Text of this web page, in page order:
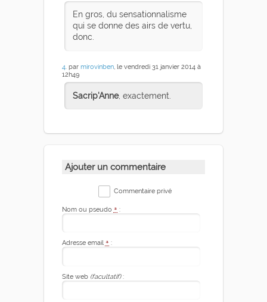
En gros, du sensationnalisme
qui se donne des airs de vertu,
donc.
4. par mirovinben, le vendredi 31 janvier 2014 à
12h49
Sacrip'Anne, exactement.
Ajouter un commentaire
Commentaire privé
Nom ou pseudo * :
Adresse email * :
Site web (facultatif):